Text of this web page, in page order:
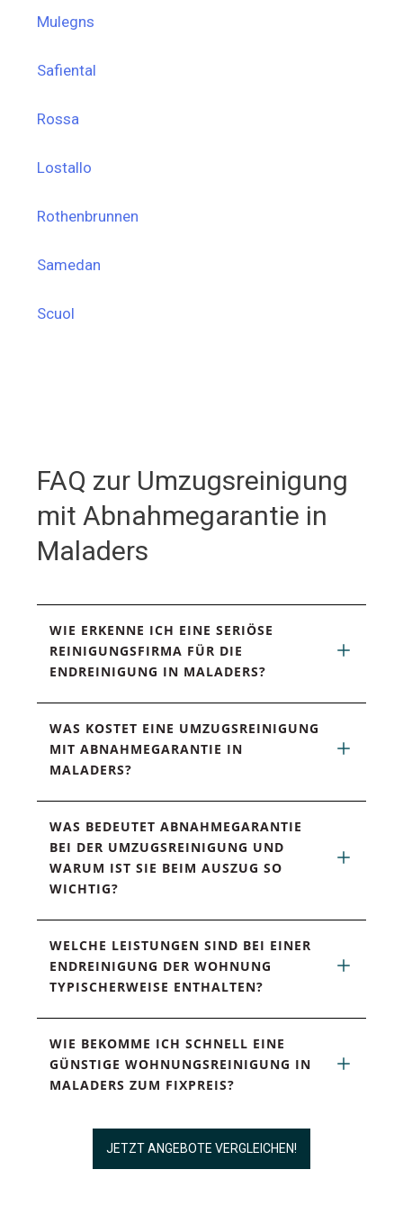
Mulegns
Safiental
Rossa
Lostallo
Rothenbrunnen
Samedan
Scuol
FAQ zur Umzugsreinigung
mit Abnahmegarantie in
Maladers
WIE ERKENNE ICH EINE SERIÖSE
REINIGUNGSFIRMA FÜR DIE
ENDREINIGUNG IN MALADERS?
WAS KOSTET EINE UMZUGSREINIGUNG
MIT ABNAHMEGARANTIE IN
MALADERS?
WAS BEDEUTET ABNAHMEGARANTIE
BEI DER UMZUGSREINIGUNG UND
WARUM IST SIE BEIM AUSZUG SO
WICHTIG?
WELCHE LEISTUNGEN SIND BEI EINER
ENDREINIGUNG DER WOHNUNG
TYPISCHERWEISE ENTHALTEN?
WIE BEKOMME ICH SCHNELL EINE
GÜNSTIGE WOHNUNGSREINIGUNG IN
MALADERS ZUM FIXPREIS?
JETZT ANGEBOTE VERGLEICHEN!